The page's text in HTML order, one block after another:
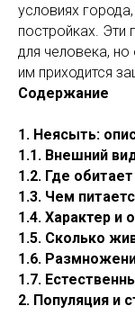
условиях
постройках. Эти
для человека,
им приходится
Содержание
1. Неясыть:
1.1. Внешний
1.2. Где
1.3. Чем
1.4. Характер и
1.5. Сколько
1.6.
1.7.
2. Популяция и